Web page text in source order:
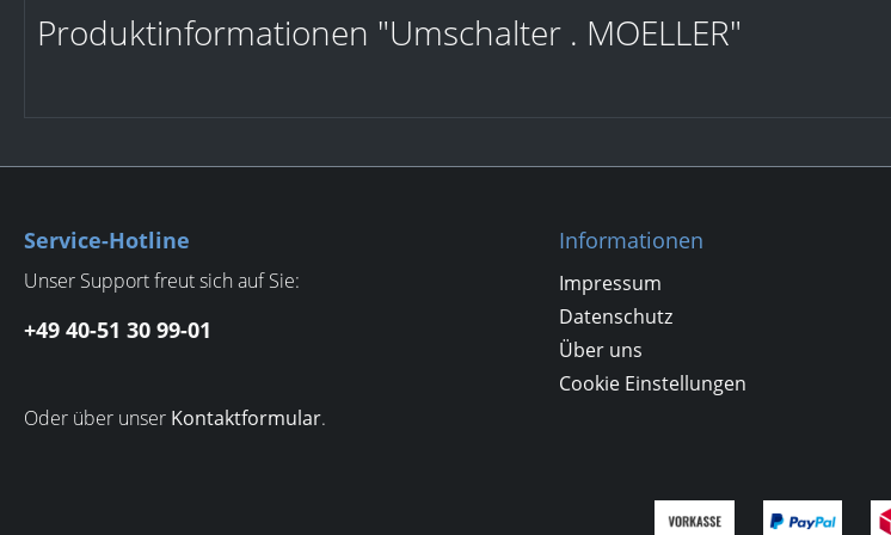
Produktinformationen "Umschalter . MOELLER"
Service-Hotline
Unser Support freut sich auf Sie:
+49 40-51 30 99-01
Oder über unser Kontaktformular.
Informationen
Impressum
Datenschutz
Über uns
Cookie Einstellungen